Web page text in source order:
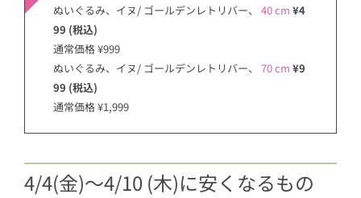
ぬいぐるみ、イヌ/ ゴールデンレトリバー、 40 cm ¥4
99 (税込)
通常価格 ¥999
ぬいぐるみ、イヌ/ ゴールデンレトリバー、 70 cm ¥9
99 (税込)
通常価格 ¥1,999
4/4(金)〜4/10 (木)に安くなるもの